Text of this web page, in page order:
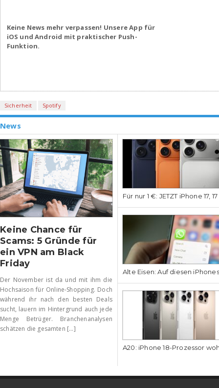
Keine News mehr verpassen! Unsere App für
iOS und Android mit praktischer Push-
Funktion.
Sicherheit Spotify
News
Keine Chance für
Scams: 5 Gründe für
ein VPN am Black
Friday
Der November ist da und mit ihm die
Hochsaison für Online-Shopping. Doch
während ihr nach den besten Deals
sucht, lauern im Hintergrund auch jede
Menge Betrüger. Branchenanalysen
schätzen die gesamten [...]
Für nur 1 €: JETZT iPhone 17,
Alte Eisen: Auf diesen
A20: iPhone 18-Prozessor